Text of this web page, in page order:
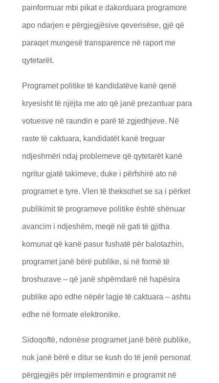
painformuar mbi pikat e dakorduara programore
apo ndarjen e përgjegjësive qeverisëse, gjë që
paraqet mungesë transparence në raport me
qytetarët.
Programet politike të kandidatëve kanë qenë
kryesisht të njëjta me ato që janë prezantuar para
votuesve në raundin e parë të zgjedhjeve. Në
raste të caktuara, kandidatët kanë treguar
ndjeshmëri ndaj problemeve që qytetarët kanë
ngritur gjatë takimeve, duke i përfshirë ato në
programet e tyre. Vlen të theksohet se sa i përket
publikimit të programeve politike është shënuar
avancim i ndjeshëm, meqë në gati të gjitha
komunat që kanë pasur fushatë për balotazhin,
programet janë bërë publike, si në formë të
broshurave – që janë shpërndarë në hapësira
publike apo edhe nëpër lagje të caktuara – ashtu
edhe në formate elektronike.
Sidoqoftë, ndonëse programet janë bërë publike,
nuk janë bërë e ditur se kush do të jenë personat
përgjegjës për implementimin e programit në